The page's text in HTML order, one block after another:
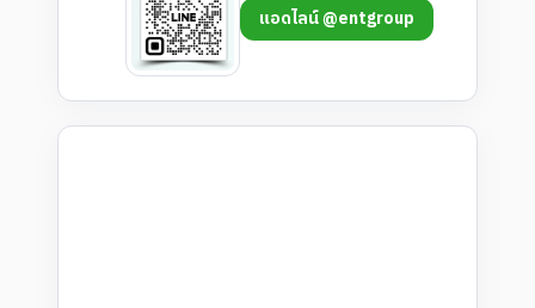
แอดไลน์ @entgroup